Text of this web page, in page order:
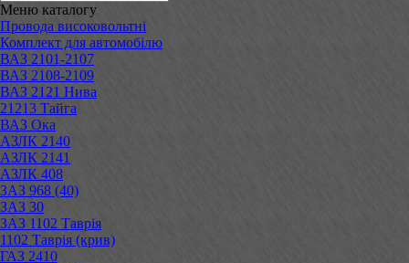
Меню каталогу
Провода високовольтні
Комплект для автомобілю
ВАЗ 2101-2107
ВАЗ 2108-2109
ВАЗ 2121 Нива
21213 Тайга
ВАЗ Ока
АЗЛК 2140
АЗЛК 2141
АЗЛК 408
ЗАЗ 968 (40)
ЗАЗ 30
ЗАЗ 1102 Таврія
1102 Таврія (крив)
ГАЗ 2410